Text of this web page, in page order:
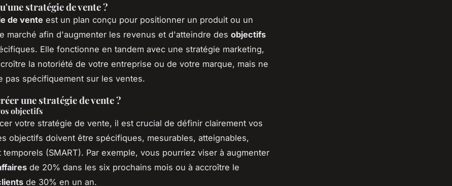
stratégie de vente ?
de vente est un plan conçu pour positionner un produit ou un
marché afin d'augmenter les revenus et d'atteindre des objectifs
Elle fonctionne en tandem avec une stratégie marketing,
la notoriété de votre entreprise ou de votre marque, mais ne
pas spécifiquement sur les ventes.
une stratégie de vente ?
objectifs
votre stratégie de vente, il est crucial de définir clairement vos
objectifs doivent être spécifiques, mesurables, atteignables,
temporels (SMART). Par exemple, vous pourriez viser à augmenter
de 20% dans les six prochains mois ou à accroître le
de 30% en un an.